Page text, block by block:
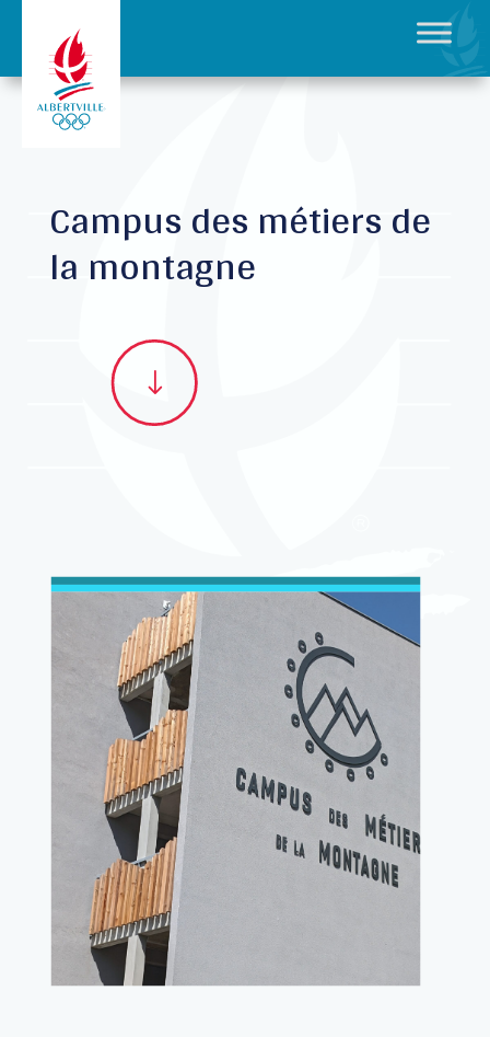
Campus des métiers de
la montagne
"